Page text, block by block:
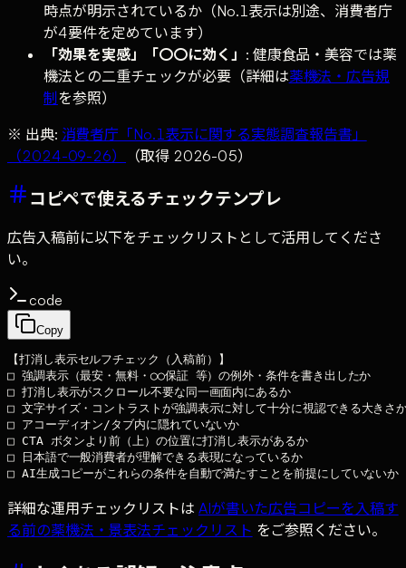
時点が明示されているか（No.1表示は別途、消費者庁
が4要件を定めています）
「効果を実感」「〇〇に効く」 : 健康食品・美容では薬
機法との二重チェックが必要（詳細は薬機法・広告規
制を参照）
※ 出典: 消費者庁「No.1表示に関する実態調査報告書」
（2024-09-26）
（取得 2026-05）
コピペで使えるチェックテンプレ
広告入稿前に以下をチェックリストとして活用してくださ
い。
code
Copy
【打消し表示セルフチェック（入稿前）】
□ 強調表示（最安・無料・◯◯保証 等）の例外・条件を書き出したか
□ 打消し表示がスクロール不要な同一画面内にあるか
□ 文字サイズ・コントラストが強調表示に対して十分に視認できる大きさ
□ アコーディオン/タブ内に隠れていないか
□ CTA ボタンより前（上）の位置に打消し表示があるか
□ 日本語で一般消費者が理解できる表現になっているか
詳細な運用チェックリストは AIが書いた広告コピーを入稿す
る前の薬機法・景表法チェックリスト をご参照ください。